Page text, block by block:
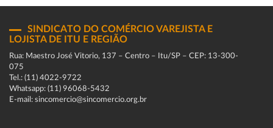
SINDICATO DO COMÉRCIO VAREJISTA E
LOJISTA DE ITU E REGIÃO
Rua: Maestro José Vitorio, 137 – Centro – Itu/SP – CEP: 13-300-
075
Tel.: (11) 4022-9722
Whatsapp: (11) 96068-5432
E-mail: sincomercio@sincomercio.org.br